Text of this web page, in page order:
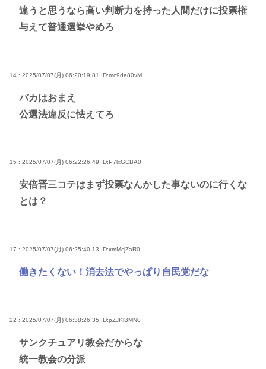
違うと思うなら高い判断力を持った人間だけに投票権
与えて普通選挙やめろ
14 : 2025/07/07(月) 06:20:19.81 ID:mc9de80vM
バカはおまえ
公選法違反に怯えてろ
15 : 2025/07/07(月) 06:22:26.49 ID:P7lxGCBA0
安倍晋三コテはまず投票なんかした事ないのに行くな
とは？
17 : 2025/07/07(月) 06:25:40.13 ID:xmMcjZaR0
働きたくない！消去法でやっぱり自民党だな
22 : 2025/07/07(月) 06:38:26.35 ID:pZJKlBMN0
サンクチュアリ教会だからな
統一教会の分派